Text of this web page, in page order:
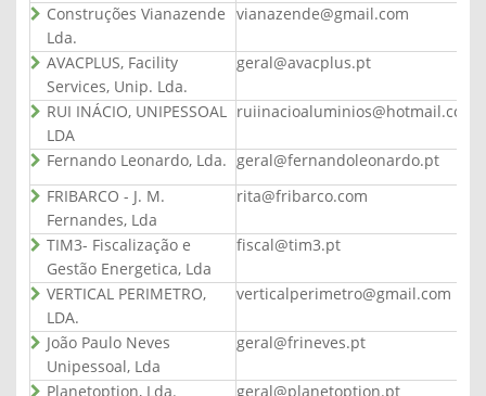
Construções Vianazende
Lda.
vianazende@gmail.com
AVACPLUS, Facility
Services, Unip. Lda.
geral@avacplus.pt
RUI INÁCIO, UNIPESSOAL
LDA
ruiinacioaluminios@hotmail.com
Fernando Leonardo, Lda. geral@fernandoleonardo.pt
FRIBARCO - J. M.
Fernandes, Lda
rita@fribarco.com
TIM3- Fiscalização e
Gestão Energetica, Lda
fiscal@tim3.pt
VERTICAL PERIMETRO,
LDA.
verticalperimetro@gmail.com
João Paulo Neves
Unipessoal, Lda
geral@frineves.pt
Planetoption, Lda.
geral@planetoption.pt